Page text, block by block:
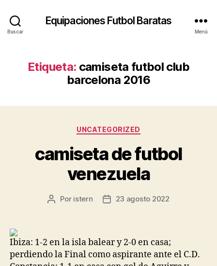
Buscar
Equipaciones Futbol Baratas
Menú
Etiqueta: camiseta futbol club
barcelona 2016
Categorías
UNCATEGORIZED
camiseta de futbol
venezuela
Autor
Por istern
Fecha23 agosto 2022
Ibiza: 1-2 en la isla balear y 2-0 en casa;
perdiendo la Final como aspirante ante el C.D.